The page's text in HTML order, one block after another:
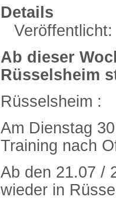
Details
Ab dieser
Rüsselsheim
Rüsselsheim :
Am Dienstag
Training nach
Ab den 21.07 /
wieder in